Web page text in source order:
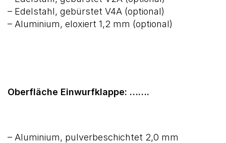
– Edelstahl, gebürstet V4A (optional)
– Aluminium, eloxiert 1,2 mm (optional)
Oberfläche Einwurfklappe: …….
– Aluminium, pulverbeschichtet 2,0 mm